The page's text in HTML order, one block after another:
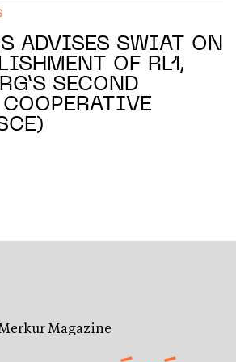
ADVISES SWIAT ON
OF RL1,
SECOND
Magazine